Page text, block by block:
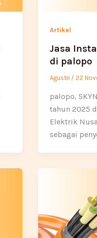
Artikel
Jasa
di palopo
Agustri / 22
palopo,
tahun 2025
Elektrik
sebagai